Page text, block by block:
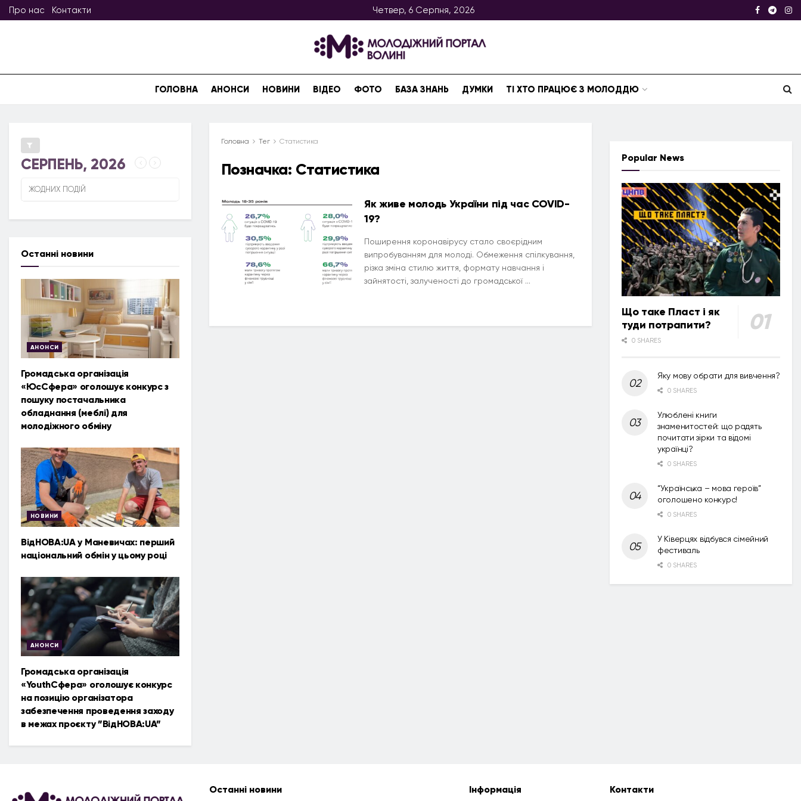
Про нас Контакти Четвер, 6 Серпня, 2026
ГОЛОВНА АНОНСИ НОВИНИ ВІДЕО ФОТО БАЗА ЗНАНЬ ДУМКИ ТІ ХТО ПРАЦЮЄ З МОЛОДДЮ
Головна Тег Статистика
Позначка: Статистика
Як живе молодь України під час COVID-
19?
Поширення коронавірусу стало своєрідним
випробуванням для молоді. Обмеження спілкування,
різка зміна стилю життя, формату навчання і
зайнятості, залученості до громадської ...
СЕРПЕНЬ, 2026
ЖОДНИХ ПОДІЙ
Останні новини
АНОНСИ
Громадська організація
«ЮсСфера» оголошує конкурс з
пошуку постачальника
обладнання (меблі) для
молодіжного обміну
НОВИНИ
ВідНОВА:UA у Маневичах: перший
національний обмін у цьому році
АНОНСИ
Громадська організація
«YouthСфера» оголошує конкурс
на позицію організатора
забезпечення проведення заходу
в межах проєкту ”ВідНОВА:UA”
Popular News
Що таке Пласт і як
туди потрапити?
0 SHARES
Яку мову обрати для вивчення?
0 SHARES
Улюблені книги
знаменитостей: що радять
почитати зірки та відомі
українці?
0 SHARES
“Українська – мова героїв”
оголошено конкурс!
0 SHARES
У Ківерцях відбувся сімейний
фестиваль
0 SHARES
Останні новини Інформація Контакти